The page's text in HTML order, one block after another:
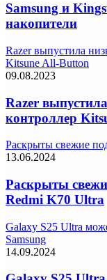
Samsung и
накопители
Razer выпустила
Kitsune All-Button
09.08.2023
Razer
контроллер
Раскрыты свежие
13.06.2024
Раскрыты
Redmi K70 Ultra
Galaxy S25 Ultra
Samsung
14.09.2024